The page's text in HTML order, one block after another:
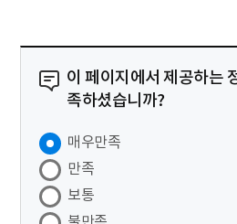
이 페이지에서 제공하는
족하셨습니까?
매우만족
만족
보통